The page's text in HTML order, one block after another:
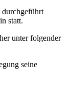
durchgeführt
statt.
unter folgender
seine